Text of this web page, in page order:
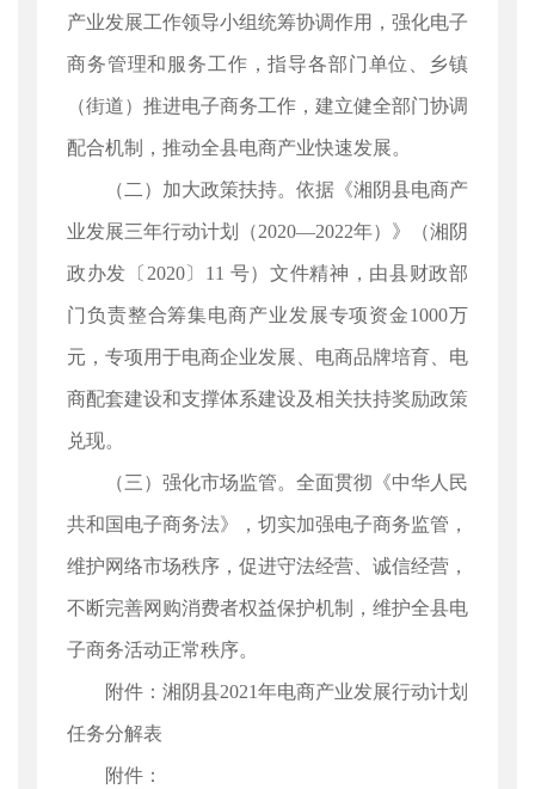
产业发展工作领导小组统筹协调作用，强化电子
商务管理和服务工作，指导各部门单位、乡镇
（街道）推进电子商务工作，建立健全部门协调
配合机制，推动全县电商产业快速发展。
（二）加大政策扶持。依据《湘阴县电商产
业发展三年行动计划（2020—2022年）》（湘阴
政办发〔2020〕11 号）文件精神，由县财政部
门负责整合筹集电商产业发展专项资金1000万
元，专项用于电商企业发展、电商品牌培育、电
商配套建设和支撑体系建设及相关扶持奖励政策
兑现。
（三）强化市场监管。全面贯彻《中华人民
共和国电子商务法》，切实加强电子商务监管，
维护网络市场秩序，促进守法经营、诚信经营，
不断完善网购消费者权益保护机制，维护全县电
子商务活动正常秩序。
附件：湘阴县2021年电商产业发展行动计划
任务分解表
附件：